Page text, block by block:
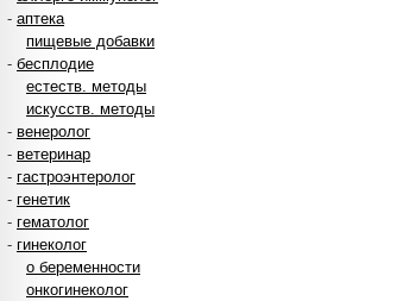
- аптека
пищевые добавки
- бесплодие
естеств. методы
искусств. методы
- венеролог
- ветеринар
- гастроэнтеролог
- генетик
- гематолог
- гинеколог
о беременности
онкогинеколог